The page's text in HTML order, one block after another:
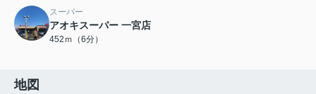
スーパー
アオキスーパー 一宮店
452ｍ（6分）
地図